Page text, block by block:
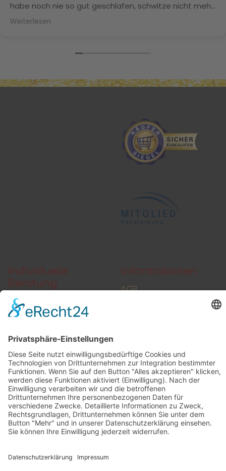
habe noch nie so gut geschlafen, schwitze nicht mehr
und meine Naturlocken sind Dank der Maulbeerseide
nicht mehr trocken und splissig. Herzlichen Dank
Weiterlesen
AGB
Widerrufsformular
Kundenstimmen
Social Media